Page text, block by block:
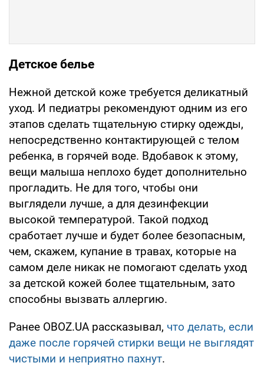
Детское белье
Нежной детской коже требуется деликатный
уход. И педиатры рекомендуют одним из его
этапов сделать тщательную стирку одежды,
непосредственно контактирующей с телом
ребенка, в горячей воде. Вдобавок к этому,
вещи малыша неплохо будет дополнительно
прогладить. Не для того, чтобы они
выглядели лучше, а для дезинфекции
высокой температурой. Такой подход
сработает лучше и будет более безопасным,
чем, скажем, купание в травах, которые на
самом деле никак не помогают сделать уход
за детской кожей более тщательным, зато
способны вызвать аллергию.
Ранее OBOZ.UA рассказывал, что делать, если
даже после горячей стирки вещи не выглядят
чистыми и неприятно пахнут.